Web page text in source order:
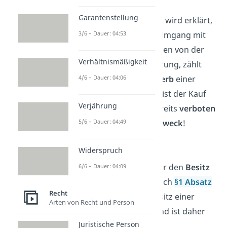
In§ 1 Absatz 3 WaffG
wird erklärt,
was alles unter den Umgang mit
Abgesehen von der
Herstellung und Nutzung, zählt
auch bereits der
Erwerb einer
dazu. Deshalb ist der Kauf
eines Schlagrings bereitsverboten
— egal zu welchem Zweck!
Eigentum:
Ähnliches gilt auch für den Besitz
. Nach§1 Absatz
zählt der Besitz einer
Waffe als Umgang und ist daher
Garantenstellung
3/6 – Dauer: 04:53
Verhältnismäßigkeit
4/6 – Dauer: 04:06
Verjährung
5/6 – Dauer: 04:49
Widerspruch
6/6 – Dauer: 04:09
Recht
Arten von Recht und Person
Juristische Person